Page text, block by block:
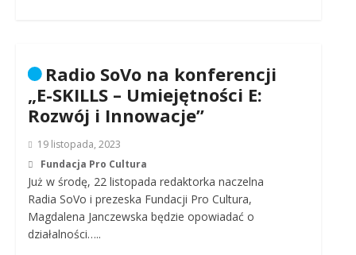
Radio SoVo na konferencji
„E-SKILLS – Umiejętności E:
Rozwój i Innowacje”
19 listopada, 2023
Fundacja Pro Cultura
Już w środę, 22 listopada redaktorka naczelna
Radia SoVo i prezeska Fundacji Pro Cultura,
Magdalena Janczewska będzie opowiadać o
działalności…..